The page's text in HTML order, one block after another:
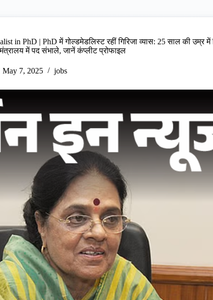
in PhD | PhD में गोल्डमेडलिस्ट रहीं गिरिजा व्यास: 25 साल की उम्र में
में पद संभाले, जानें कंप्लीट प्रोफाइल
May 7, 2025 jobs